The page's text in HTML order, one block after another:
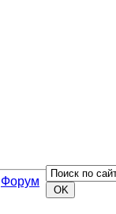
Форум